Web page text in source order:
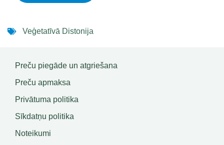
Veģetatīvā Distonija
Preču piegāde un atgriešana
Preču apmaksa
Privātuma politika
Sīkdatņu politika
Noteikumi